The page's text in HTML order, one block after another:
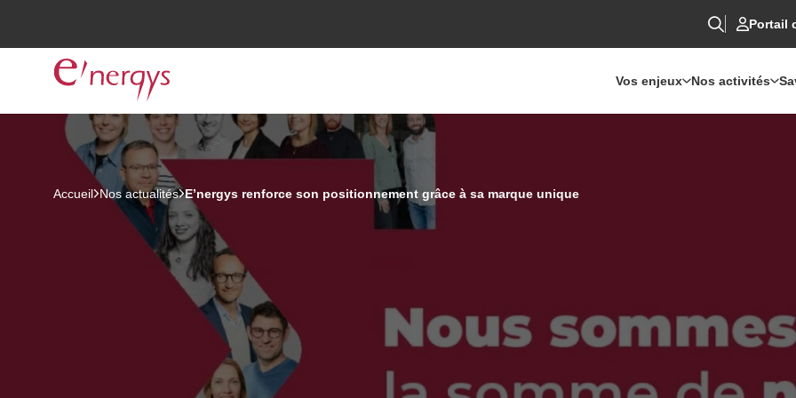
Portail
Vos enjeux Nos activités
Accueil Nos actualités E’nergys renforce son positionnement grâce à sa marque unique